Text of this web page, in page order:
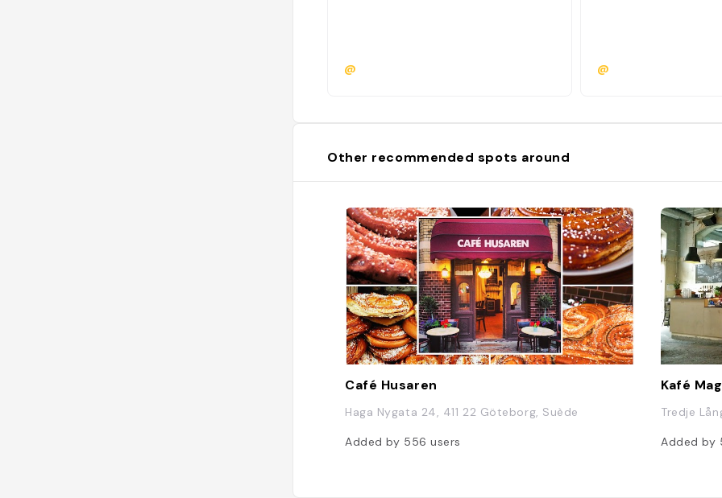
@ @
Other recommended spots around
Café Husaren
Haga Nygata 24, 411 22 Göteborg, Suède
Added by 556users
Kafé
Tredje
Added by